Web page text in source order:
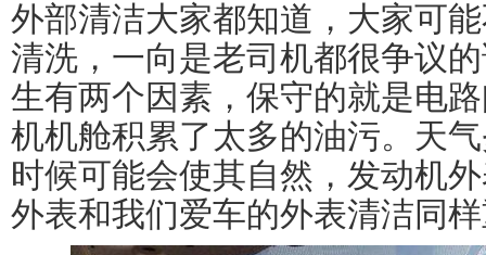
外部清洁大家都知道，大家可
清洗，一向是老司机都很争议
生有两个因素，保守的就是电
机机舱积累了太多的油污。天
时候可能会使其自然，发动机
外表和我们爱车的外表清洁同